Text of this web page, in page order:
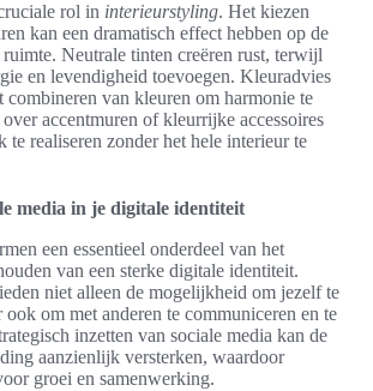
rol in interieurstyling. Het kiezen
kan een dramatisch effect hebben op de
Neutrale tinten creëren rust, terwijl
en levendigheid toevoegen. Kleuradvies
combineren van kleuren om harmonie te
accentmuren of kleurrijke accessoires
te realiseren zonder het hele interieur te
media in je digitale identiteit
een essentieel onderdeel van het
van een sterke digitale identiteit.
niet alleen de mogelijkheid om jezelf te
ook om met anderen te communiceren en te
inzetten van sociale media kan de
aanzienlijk versterken, waardoor
groei en samenwerking.